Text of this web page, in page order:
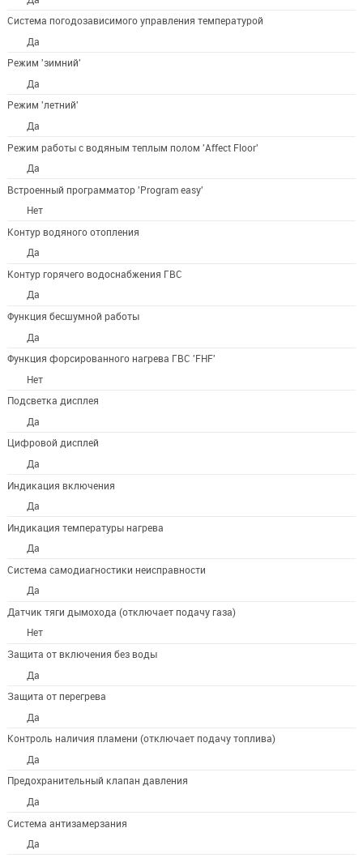
Система погодозависимого управления температурой
Да
Режим 'зимний'
Да
Режим 'летний'
Да
Режим работы с водяным теплым полом 'Affect Floor'
Да
Встроенный программатор 'Program easy'
Нет
Контур водяного отопления
Да
Контур горячего водоснабжения ГВС
Да
Функция бесшумной работы
Да
Функция форсированного нагрева ГВС 'FHF'
Нет
Подсветка дисплея
Да
Цифровой дисплей
Да
Индикация включения
Да
Индикация температуры нагрева
Да
Система самодиагностики неисправности
Да
Датчик тяги дымохода (отключает подачу газа)
Нет
Защита от включения без воды
Да
Защита от перегрева
Да
Контроль наличия пламени (отключает подачу топлива)
Да
Предохранительный клапан давления
Да
Система антизамерзания
Да